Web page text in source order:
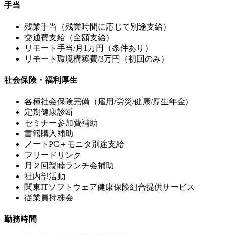
手当
残業手当（残業時間に応じて別途支給）
交通費支給（全額支給）
リモート手当/月1万円（条件あり）
リモート環境構築費/3万円（初回のみ）
社会保険・福利厚生
各種社会保険完備（雇用/労災/健康/厚生年金)
定期健康診断
セミナー参加費補助
書籍購入補助
ノートPC＋モニタ別途支給
フリードリンク
月２回親睦ランチ会補助
社内部活動
関東ITソフトウェア健康保険組合提供サービス
従業員持株会
勤務時間